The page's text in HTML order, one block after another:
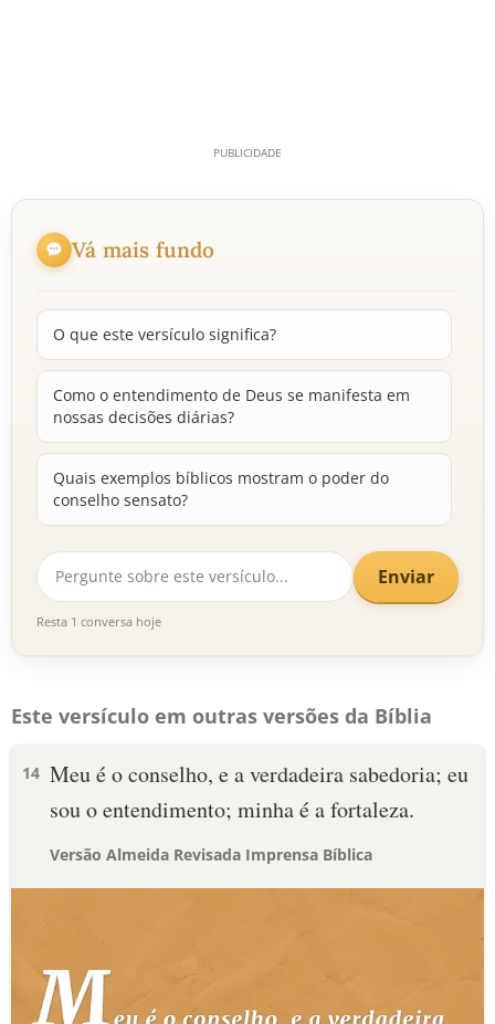
Vá mais fundo
O que este versículo significa?
Como o entendimento de Deus se manifesta em
nossas decisões diárias?
Quais exemplos bíblicos mostram o poder do
conselho sensato?
Enviar
Resta 1 conversa hoje
Este versículo em outras versões da Bíblia
14 Meu é o conselho, e a verdadeira sabedoria; eu
sou o entendimento; minha é a fortaleza.
Versão Almeida Revisada Imprensa Bíblica